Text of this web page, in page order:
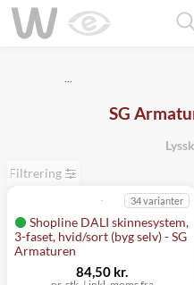
…
SG
Filtrering
Shopline DALI skinnesystem,
3-faset, hvid/sort (byg selv) - SG
Armaturen
34 varianter
84,50 kr.
Mangler chatten?
Ret samtykke!